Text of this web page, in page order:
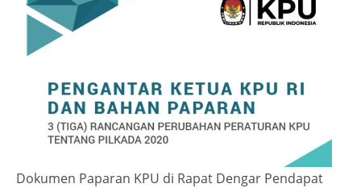
Dokumen Paparan KPU di Rapat Dengar Pendapat